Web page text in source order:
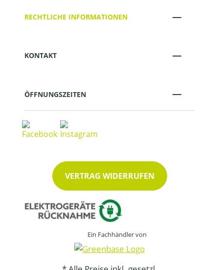
RECHTLICHE INFORMATIONEN
KONTAKT
ÖFFNUNGSZEITEN
VERTRAG WIDERRUFEN
Ein Fachhändler von